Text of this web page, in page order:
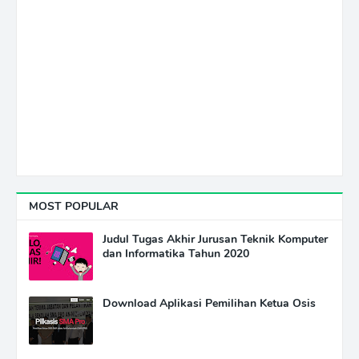
MOST POPULAR
Judul Tugas Akhir Jurusan Teknik Komputer
dan Informatika Tahun 2020
Download Aplikasi Pemilihan Ketua Osis